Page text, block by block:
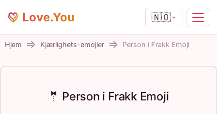
Love.You 🇳🇴
Hjem Kjærlighets-emojier Person i Frakk Emoji
🤵 Person i Frakk Emoji